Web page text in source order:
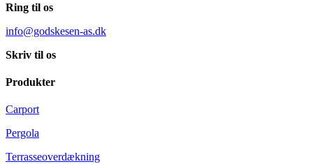
Ring til os
info@godskesen-as.dk
Skriv til os
Produkter
Carport
Pergola
Terrasseoverdækning